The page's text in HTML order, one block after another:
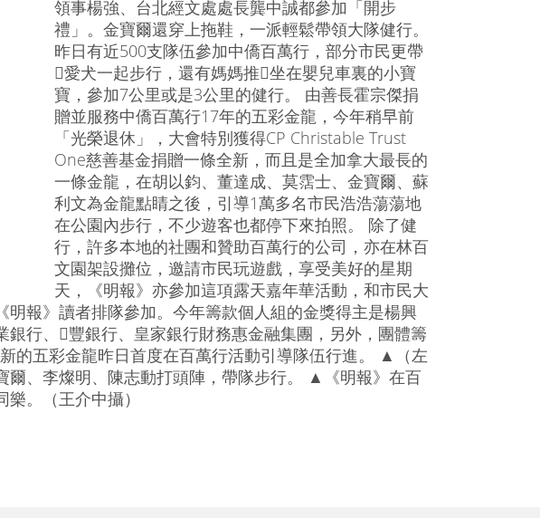
領事楊強、台北經文處處長龔中誠都參加「開步
禮」。金寶爾還穿上拖鞋，一派輕鬆帶領大隊健行。
昨日有近500支隊伍參加中僑百萬行，部分市民更帶
愛犬一起步行，還有媽媽推坐在嬰兒車裏的小寶
寶，參加7公里或是3公里的健行。 由善長霍宗傑捐
贈並服務中僑百萬行17年的五彩金龍，今年稍早前
「光榮退休」，大會特別獲得CP Christable Trust
One慈善基金捐贈一條全新，而且是全加拿大最長的
一條金龍，在胡以鈞、董達成、莫霑士、金寶爾、蘇
利文為金龍點睛之後，引導1萬多名市民浩浩蕩蕩地
在公園內步行，不少遊客也都停下來拍照。 除了健
行，許多本地的社團和贊助百萬行的公司，亦在林百
文園架設攤位，邀請市民玩遊戲，享受美好的星期
天，《明報》亦參加這項露天嘉年華活動，和市民大
明報》讀者排隊參加。今年籌款個人組的金獎得主是楊興
行、豐銀行、皇家銀行財務惠金融集團，另外，團體籌
的五彩金龍昨日首度在百萬行活動引導隊伍行進。 ▲（左
爾、李燦明、陳志動打頭陣，帶隊步行。 ▲《明報》在百
。（王介中攝）